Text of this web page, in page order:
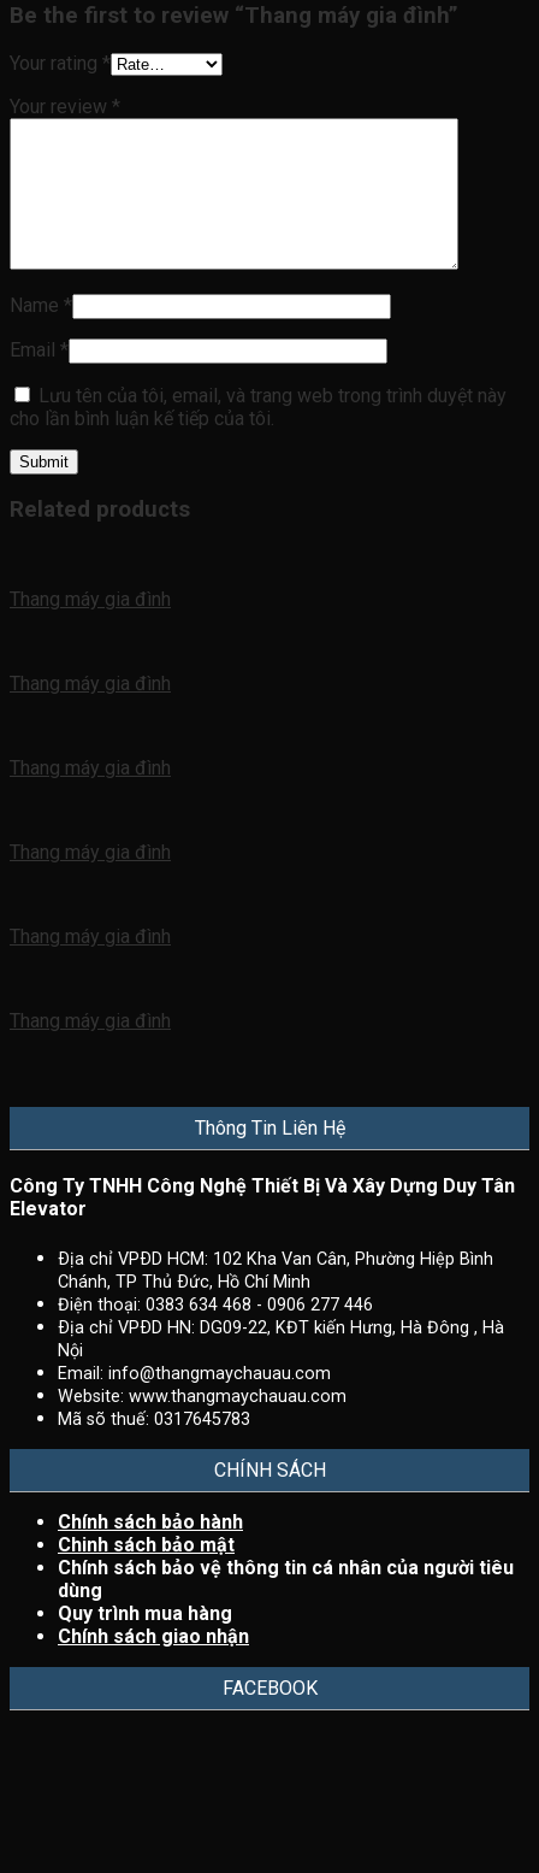
Be the first to review “Thang máy gia đình”
Your rating *
Your review *
Name *
Email *
Lưu tên của tôi, email, và trang web trong trình duyệt này
cho lần bình luận kế tiếp của tôi.
Related products
Thang máy gia đình
Thang máy gia đình
Thang máy gia đình
Thang máy gia đình
Thang máy gia đình
Thang máy gia đình
Thông Tin Liên Hệ
Công Ty TNHH Công Nghệ Thiết Bị Và Xây Dựng Duy Tân
Elevator
Ðịa chỉ VPÐD HCM: 102 Kha Van Cân, Phường Hiệp Bình
Chánh, TP Thủ Ðức, Hồ Chí Minh
Điện thoại: 0383 634 468 - 0906 277 446
Ðịa chỉ VPÐD HN: DG09-22, KĐT kiến Hưng, Hà Đông , Hà
Nội
Email: info@thangmaychauau.com
Website: www.thangmaychauau.com
Mã sõ thuế: 0317645783
CHÍNH SÁCH
Chính sách bảo hành
Chinh sách bảo mật
Chính sách bảo vệ thông tin cá nhân của người tiêu
dùng
Quy trình mua hàng
Chính sách giao nhận
FACEBOOK